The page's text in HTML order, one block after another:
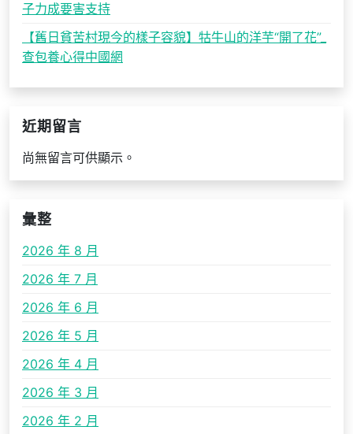
子力成要害支持
【舊日貧苦村現今的樣子容貌】牯牛山的洋芋“開了花”_
查包養心得中國網
近期留言
尚無留言可供顯示。
彙整
2026 年 8 月
2026 年 7 月
2026 年 6 月
2026 年 5 月
2026 年 4 月
2026 年 3 月
2026 年 2 月